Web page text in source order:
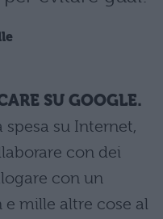
SU GOOGLE.
spesa su Internet,
con dei
con un
mille altre cose al